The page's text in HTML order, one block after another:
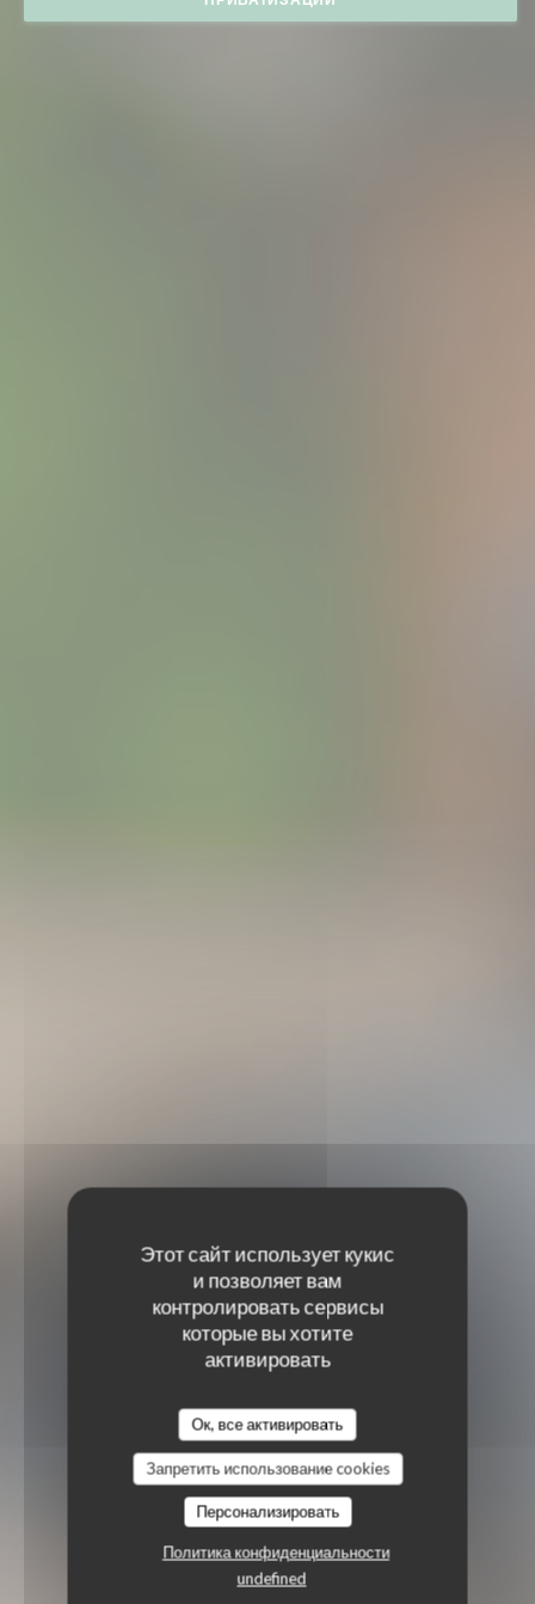
Этот сайт использует кукис
и позволяет вам
контролировать сервисы
которые вы хотите
активировать
Ок, все активировать
Запретить использование cookies
Персонализировать
Политика конфиденциальности
undefined